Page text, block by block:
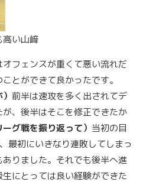
高い山﨑
オフェンスが重くて悪い流れだ
とができて良かったです。
前半は速攻を多く出されてデ
、後半はそこを修正できたか
ーグ戦を振り返って） 当初の目
最初にいきなり連敗してしまっ
りました。それでも後半へ進
にとっては良い経験ができた